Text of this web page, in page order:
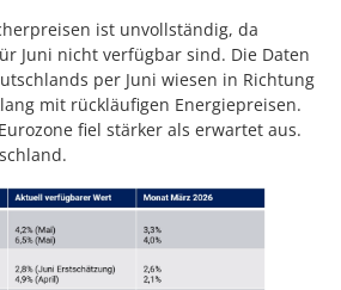
ist unvollständig, da
Juni nicht verfügbar sind. Die Daten
per Juni wiesen in Richtung
mit rückläufigen Energiepreisen.
fiel stärker als erwartet aus.